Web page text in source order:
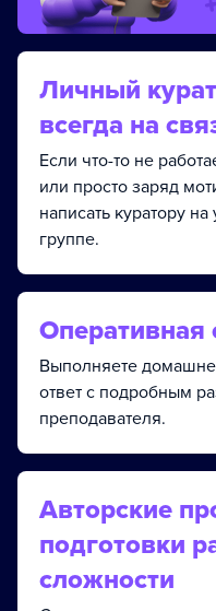
Личный
всегда на
Если что-то не
или просто заряд
написать куратору
группе.
Оперативная
Выполняете
ответ с подробным
преподавателя.
Авторские
подготовки
сложности